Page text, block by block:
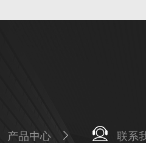
产品中心 联系